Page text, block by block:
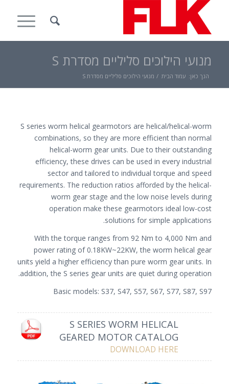
מנועי הילוכים סליליים מסדרת S
הנך כאן: עמוד הבית / מנועי הילוכים סליליים מסדרת S
S series worm helical gearmotors are helical/helical-worm
combinations, so they are more efficient than normal
helical-worm gear units. Due to their outstanding
efficiency, these drives can be used in every industrial
sector and tailored to individual torque and speed
requirements. The reduction ratios afforded by the helical-
worm gear stage and the low noise levels during
operation make these gearmotors ideal low-cost
solutions for simple applications.
With the torque ranges from 92 Nm to 4,000 Nm and
power rating of 0.18KW~22KW, the worm helical gear
units yield a higher efficiency than pure worm gear units. In
addition, the S series gear units are quiet during operation.
Basic models: S37, S47, S57, S67, S77, S87, S97
S SERIES WORM HELICAL
GEARED MOTOR CATALOG
DOWNLOAD HERE